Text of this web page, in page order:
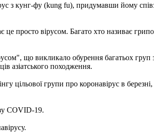
з кунг-фу (kung fu), придумавши йому
це просто вірусом. Багато хто називає
що викликало обурення багатьох груп
азіатського походження.
групи про коронавірус в
COVID-19.